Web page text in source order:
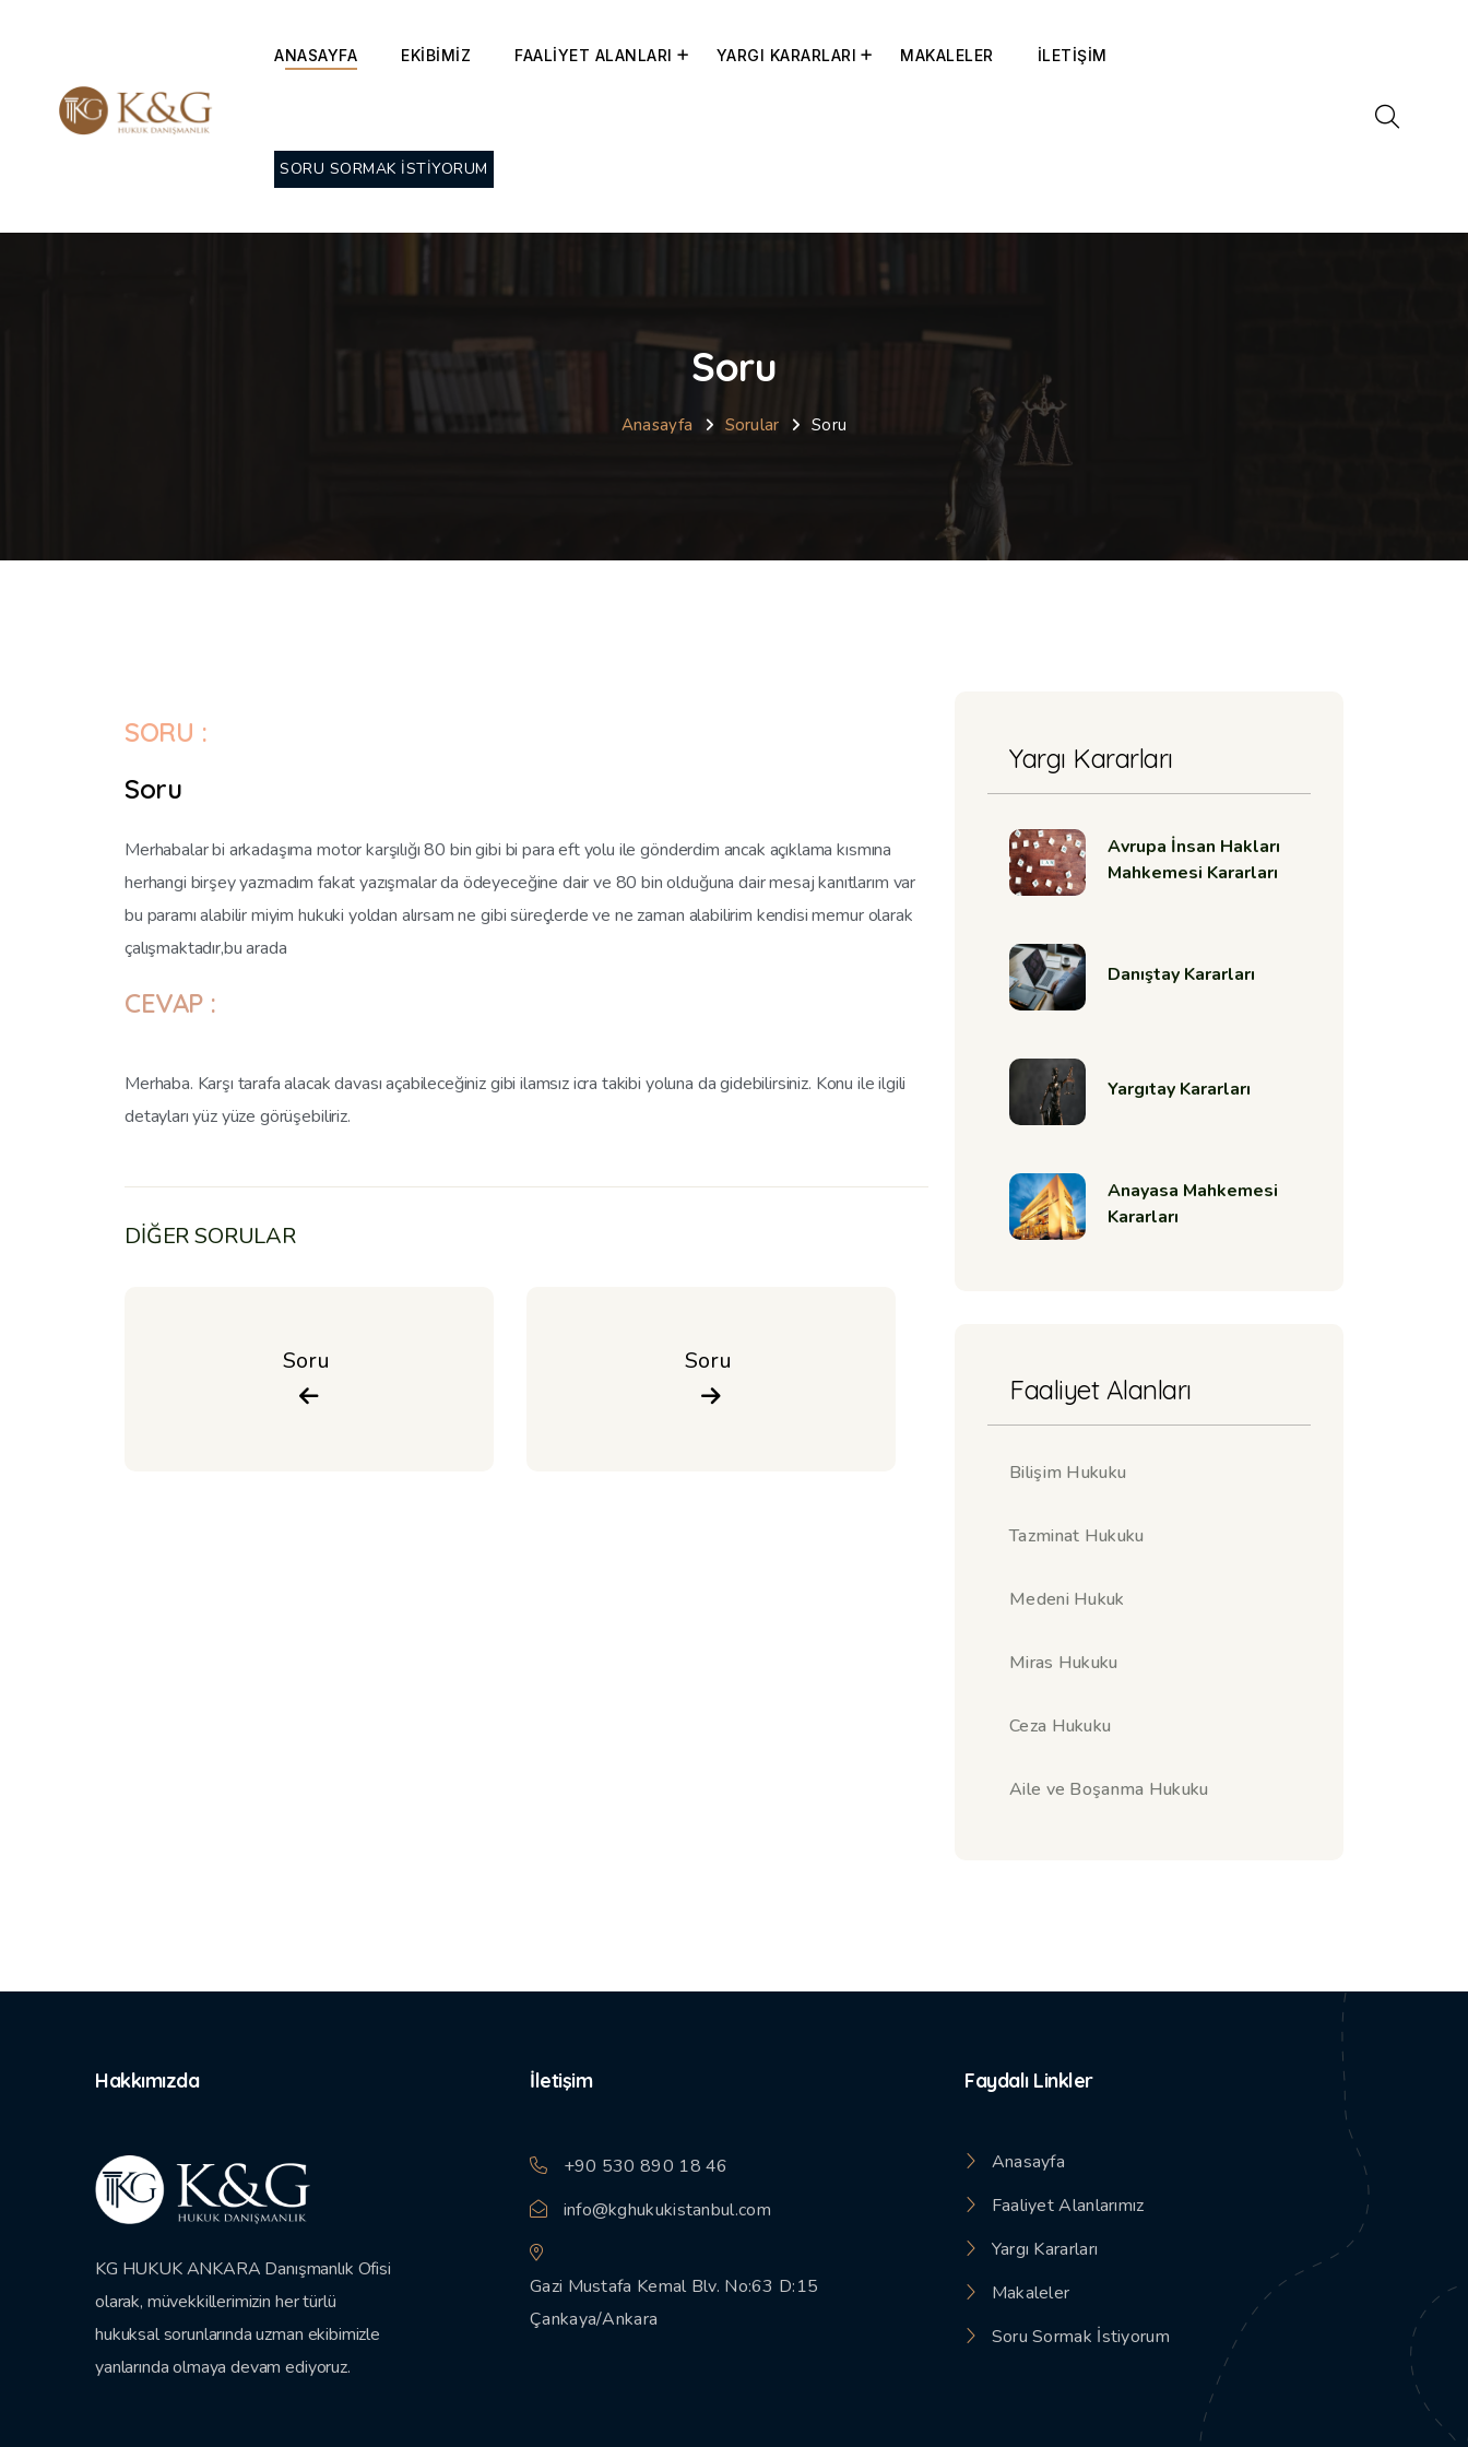
ANASAYFA EKİBİMİZ FAALİYET ALANLARI YARGI KARARLARI MAKALELER İLETİŞİM
SORU SORMAK İSTİYORUM
Soru
Anasayfa Sorular Soru
SORU :
Soru
Merhabalar bi arkadaşıma motor karşılığı 80 bin gibi bi para eft yolu ile gönderdim ancak açıklama kısmına
herhangi birşey yazmadım fakat yazışmalar da ödeyeceğine dair ve 80 bin olduğuna dair mesaj kanıtlarım var
bu paramı alabilir miyim hukuki yoldan alırsam ne gibi süreçlerde ve ne zaman alabilirim kendisi memur olarak
çalışmaktadır,bu arada
CEVAP :
Merhaba. Karşı tarafa alacak davası açabileceğiniz gibi ilamsız icra takibi yoluna da gidebilirsiniz. Konu ile ilgili
detayları yüz yüze görüşebiliriz.
DİĞER SORULAR
Soru Soru
Yargı Kararları
Avrupa İnsan Hakları
Mahkemesi Kararları
Danıştay Kararları
Yargıtay Kararları
Anayasa Mahkemesi
Kararları
Faaliyet Alanları
Bilişim Hukuku
Tazminat Hukuku
Medeni Hukuk
Miras Hukuku
Ceza Hukuku
Aile ve Boşanma Hukuku
Hakkımızda
KG HUKUK ANKARA Danışmanlık Ofisi
olarak, müvekkillerimizin her türlü
hukuksal sorunlarında uzman ekibimizle
yanlarında olmaya devam ediyoruz.
İletişim
+90 530 890 18 46
info@kghukukistanbul.com
Gazi Mustafa Kemal Blv. No:63 D:15
Çankaya/Ankara
Faydalı Linkler
Anasayfa
Faaliyet Alanlarımız
Yargı Kararları
Makaleler
Soru Sormak İstiyorum